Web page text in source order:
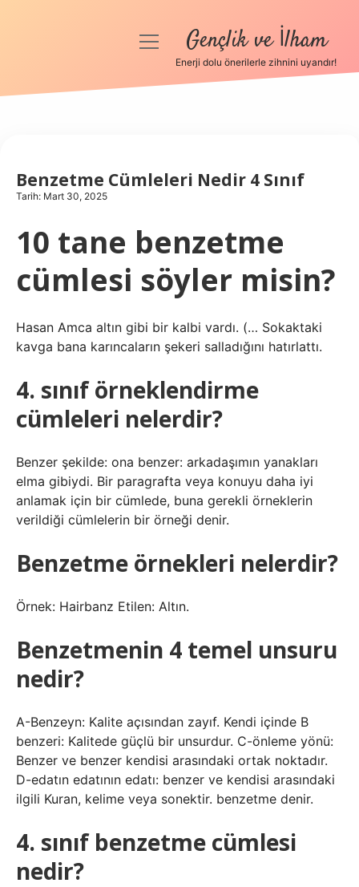
Anasayfa
Hakkımızda
menüyüGençlik ve İlham
Enerji dolu önerilerle zihnini uyandır!
Benzetme Cümleleri Nedir 4 Sınıf
Tarih: Mart 30, 2025
10 tane benzetme
cümlesi söyler misin?
Hasan Amca altın gibi bir kalbi vardı. (… Sokaktaki
kavga bana karıncaların şekeri salladığını hatırlattı.
4. sınıf örneklendirme
cümleleri nelerdir?
Benzer şekilde: ona benzer: arkadaşımın yanakları
elma gibiydi. Bir paragrafta veya konuyu daha iyi
anlamak için bir cümlede, buna gerekli örneklerin
verildiği cümlelerin bir örneği denir.
Benzetme örnekleri nelerdir?
Örnek: Hairbanz Etilen: Altın.
Benzetmenin 4 temel unsuru
nedir?
A-Benzeyn: Kalite açısından zayıf. Kendi içinde B
benzeri: Kalitede güçlü bir unsurdur. C-önleme yönü:
Benzer ve benzer kendisi arasındaki ortak noktadır.
D-edatın edatının edatı: benzer ve kendisi arasındaki
ilgili Kuran, kelime veya sonektir. benzetme denir.
4. sınıf benzetme cümlesi
nedir?